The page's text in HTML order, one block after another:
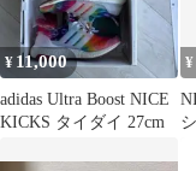
¥ 11,000
adidas Ultra Boost NICE
KICKS タイダイ 27cm
¥